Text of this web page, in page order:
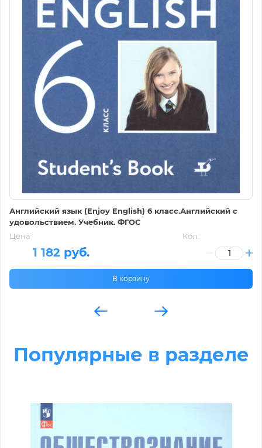
Английский язык (Enjoy English) 6 класс.Английский с
удовольствием. Учебник. ФГОС
Цена:
1 182 руб.
Кол.:
В корзину
Популярные в разделе